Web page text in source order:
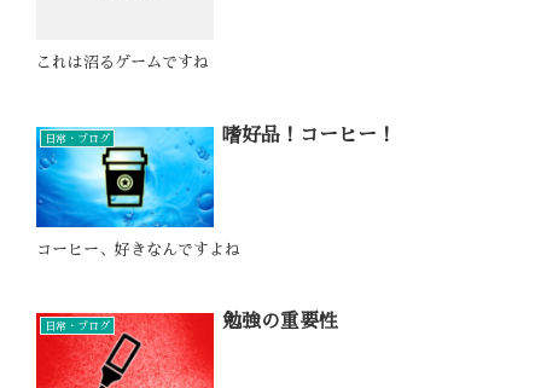
これは沼るゲームですね
日常・ブログ 嗜好品！コーヒー！
コーヒー、好きなんですよね
日常・ブログ 勉強の重要性